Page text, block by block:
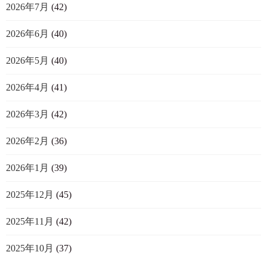
2026年7月 (42)
2026年6月 (40)
2026年5月 (40)
2026年4月 (41)
2026年3月 (42)
2026年2月 (36)
2026年1月 (39)
2025年12月 (45)
2025年11月 (42)
2025年10月 (37)